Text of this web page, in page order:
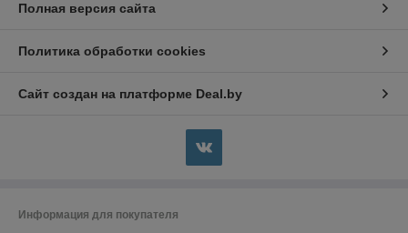
Полная версия сайта
Политика обработки cookies
Сайт создан на платформе Deal.by
Информация для покупателя